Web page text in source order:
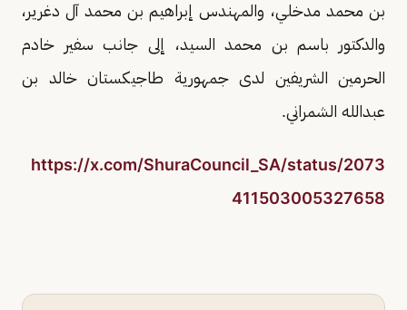
بن محمد مدخلي، والمهندس إبراهيم بن محمد آل دغرير،
والدكتور باسم بن محمد السيد، إلى جانب سفير خادم
الحرمين الشريفين لدى جمهورية طاجيكستان خالد بن
عبدالله الشمراني.
https://x.com/ShuraCouncil_SA/status/2073
411503005327658